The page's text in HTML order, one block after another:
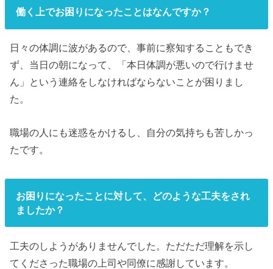
働く上でお困りになったことはなんですか？
日々の体調に波があるので、事前に察知することもでき
ず、当日の朝になって、「本日体調が悪いので行けませ
ん」という連絡をしなければならないことが困りまし
た。
職場の人にも迷惑をかけるし、自分の気持ちも苦しかっ
たです。
お困りになったことに対して、どのような工夫をされ
ましたか？
工夫のしようがありませんでした。ただただ理解を示し
てくださった職場の上司や同僚に感謝しています。